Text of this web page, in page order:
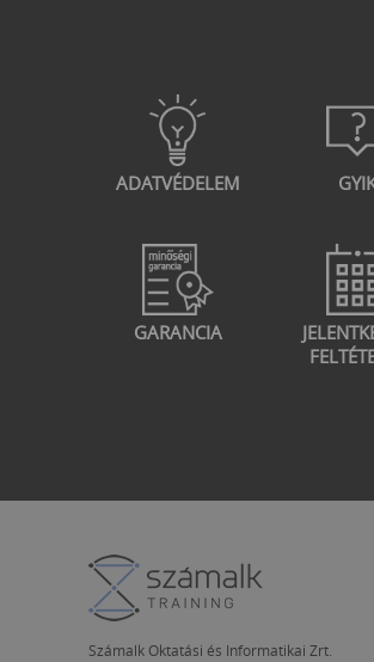
ADATVÉDELEM
GARANCIA
Számalk Oktatási és Informatikai Zrt.